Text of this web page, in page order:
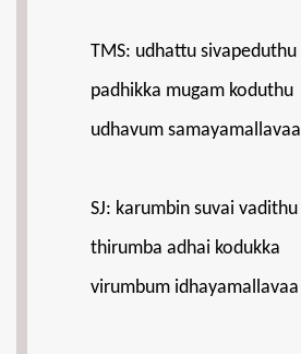
TMS: udhattu sivapeduthu
padhikka mugam koduthu
udhavum samayamallavaa
SJ: karumbin suvai vadithu
thirumba adhai kodukka
virumbum idhayamallavaa